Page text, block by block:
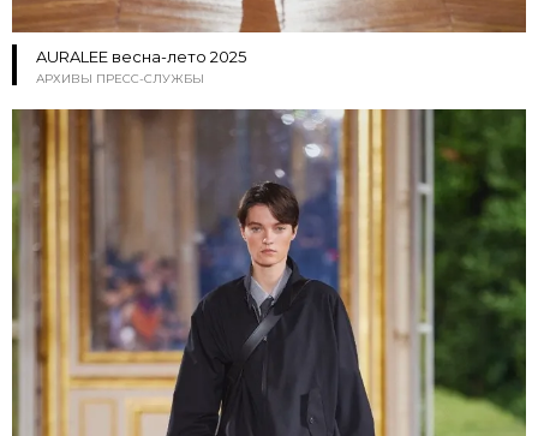
AURALEE весна-лето 2025
АРХИВЫ ПРЕСС-СЛУЖБЫ